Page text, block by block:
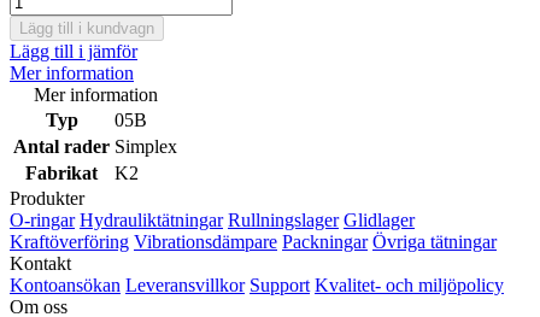
Lägg till i kundvagn
Lägg till i jämför
Mer information
Mer information
Typ
05B
Antal rader Simplex
Fabrikat
K2
Produkter
O-ringar Hydrauliktätningar Rullningslager Glidlager
Kraftöverföring Vibrationsdämpare Packningar Övriga tätningar
Kontakt
Kontoansökan Leveransvillkor Support Kvalitet- och miljöpolicy
Om oss